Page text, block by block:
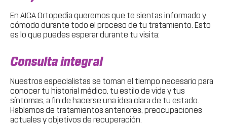
En AICA Ortopedia queremos que te sientas informado y
cómodo durante todo el proceso de tu tratamiento. Esto
es lo que puedes esperar durante tu visita:
Consulta integral
Nuestros especialistas se toman el tiempo necesario para
conocer tu historial médico, tu estilo de vida y tus
síntomas, a fin de hacerse una idea clara de tu estado.
Hablamos de tratamientos anteriores, preocupaciones
actuales y objetivos de recuperación.